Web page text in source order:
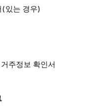
있는 경우)
주정보 확인서